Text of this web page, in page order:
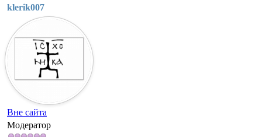
klerik007
Вне сайта
Модератор